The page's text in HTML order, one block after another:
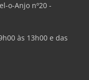
o-Anjo nº20 -
às 13h00 e das